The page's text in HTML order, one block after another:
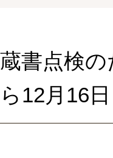
蔵書点検
ら12月16日